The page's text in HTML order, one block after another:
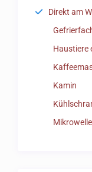
Direkt am
Haustiere
Kamin
Mikrowelle